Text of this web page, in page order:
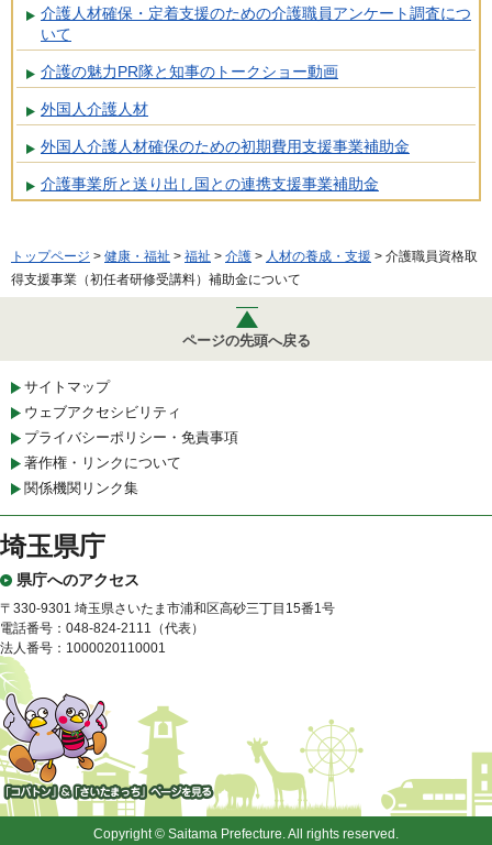
介護人材確保・定着支援のための介護職員アンケート調査につ
いて
介護の魅力PR隊と知事のトークショー動画
外国人介護人材
外国人介護人材確保のための初期費用支援事業補助金
介護事業所と送り出し国との連携支援事業補助金
トップページ > 健康・福祉 > 福祉 > 介護 > 人材の養成・支援 > 介護職員資格取
得支援事業（初任者研修受講料）補助金について
ページの先頭へ戻る
サイトマップ
ウェブアクセシビリティ
プライバシーポリシー・免責事項
著作権・リンクについて
関係機関リンク集
埼玉県庁
県庁へのアクセス
〒330-9301 埼玉県さいたま市浦和区高砂三丁目15番1号
電話番号：048-824-2111（代表）
法人番号：1000020110001
「コバトン」&「さいたまっ
Copyright © Saitama Prefecture. All rights reserved.